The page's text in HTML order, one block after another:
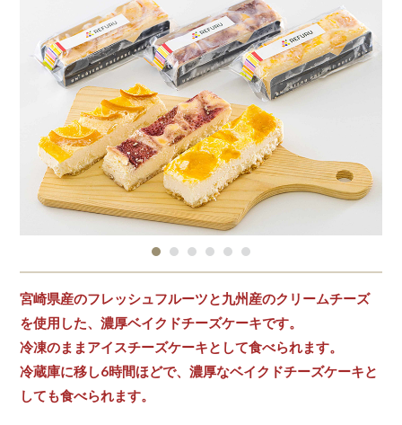
宮崎県産のフレッシュフルーツと九州産のクリームチーズ
を使用した、濃厚ベイクドチーズケーキです。
冷凍のままアイスチーズケーキとして食べられます。
冷蔵庫に移し6時間ほどで、濃厚なベイクドチーズケーキと
しても食べられます。